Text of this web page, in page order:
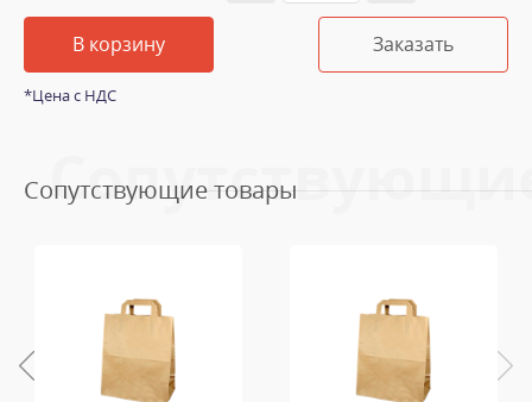
В корзину Заказать
*Цена с НДС
Сопутствующие товары